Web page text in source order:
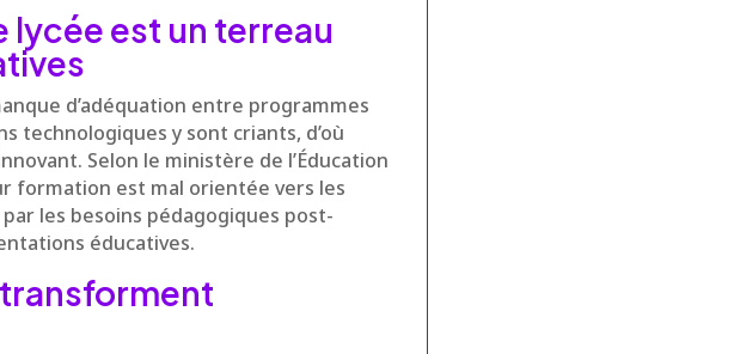
lycée est un terreau
d’adéquation entre programmes
technologiques y sont criants, d’où
Selon le ministère de l’Éducation
formation est mal orientée vers les
les besoins pédagogiques post-
éducatives.